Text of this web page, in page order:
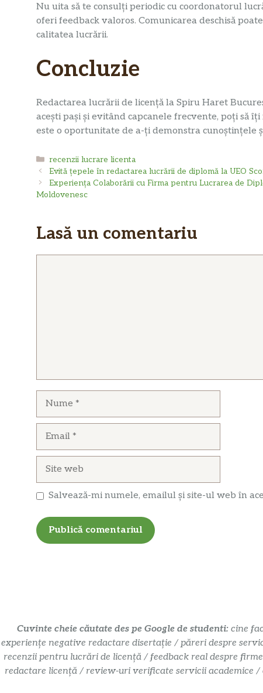
Nu uita să te consulți periodic cu coordonatorul
oferi feedback valoros. Comunicarea deschisă
calitatea lucrării.
Concluzie
Redactarea lucrării de licență la Spiru Haret
acești pași și evitând capcanele frecvente, poți să
este o oportunitate de a-ți demonstra
Categorii
recenzii lucrare licenta
Evită țepele în redactarea lucrării de diplomă la UEO
Experiența Colaborării cu Firma pentru Lucrarea de
Moldovenesc
Lasă un comentariu
Salvează-mi numele, emailul și site-ul web în
Cuvinte cheie căutate des pe Google de studenti: cine
experiențe negative redactare disertație / păreri despre
recenzii pentru lucrări de licență / feedback real despre
redactare licență / review-uri verificate servicii academice